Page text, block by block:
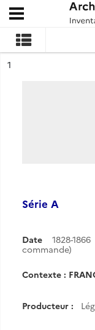
Archives
Ouvrir le menu
n°
1
Série A
Date 1828-1866
commande)
Contexte :
Producteur :